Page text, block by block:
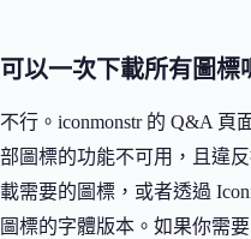
可以一次下載所有圖標
不行。iconmonstr 的 Q&A 頁
部圖標的功能不可用，且違
載需要的圖標，或者透過
圖標的字體版本。如果你需